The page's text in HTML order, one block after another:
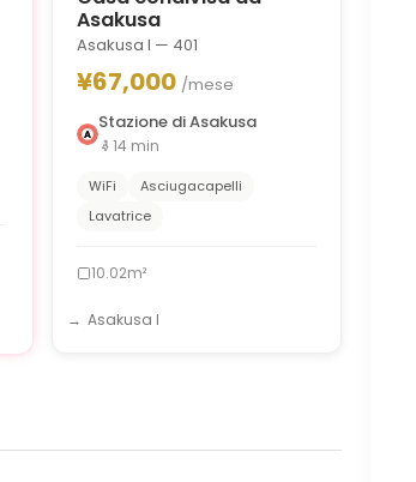
Asakusa
Asakusa I — 401
¥67,000 /mese
Stazione di Asakusa
14 min
WiFi
Asciugacapelli
Lavatrice
10.02m²
Asakusa I